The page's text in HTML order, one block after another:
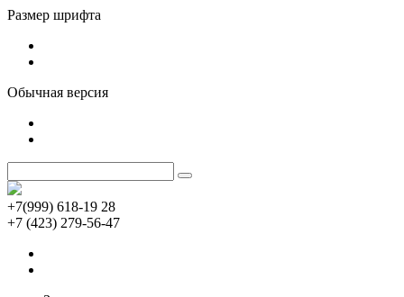
Размер шрифта
Обычная версия
+7(999) 618-19 28
+7 (423) 279-56-47